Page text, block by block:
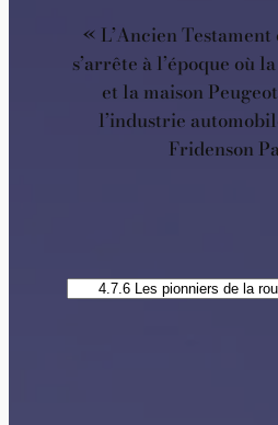
« L’Ancien
s’arrête à l’époque où
et la maison
l’industrie
Fridenson
Catégories